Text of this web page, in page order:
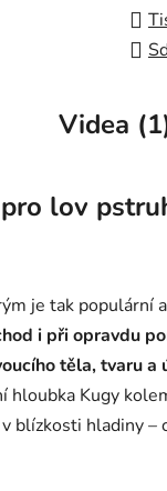
Videa
lov
je tak populární a
i při opravdu
těla, tvaru a
hloubka Kugy
blízkosti hladiny –